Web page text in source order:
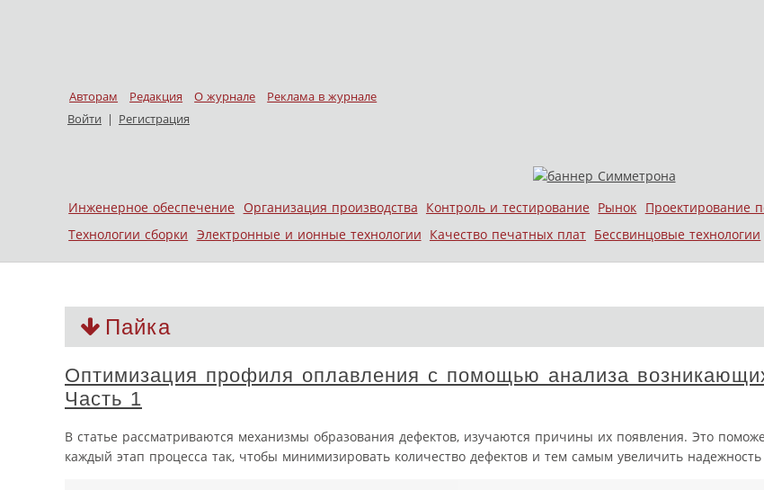
Авторам Редакция О журнале
Реклама в журнале
Войти | Регистрация
Меню
Skip to content
Инженерное обеспечение Организация производства Контроль и тестирование Рынок Проектирование
Технологии сборки Электронные и ионные технологии Качество печатных плат Бессвинцовые технологии
Пайка
Оптимизация профиля оплавления с помощью анализа
Часть 1
В статье рассматриваются механизмы образования дефектов, изучаются причины их появления. Это
каждый этап процесса так, чтобы минимизировать количество дефектов и тем самым увеличить